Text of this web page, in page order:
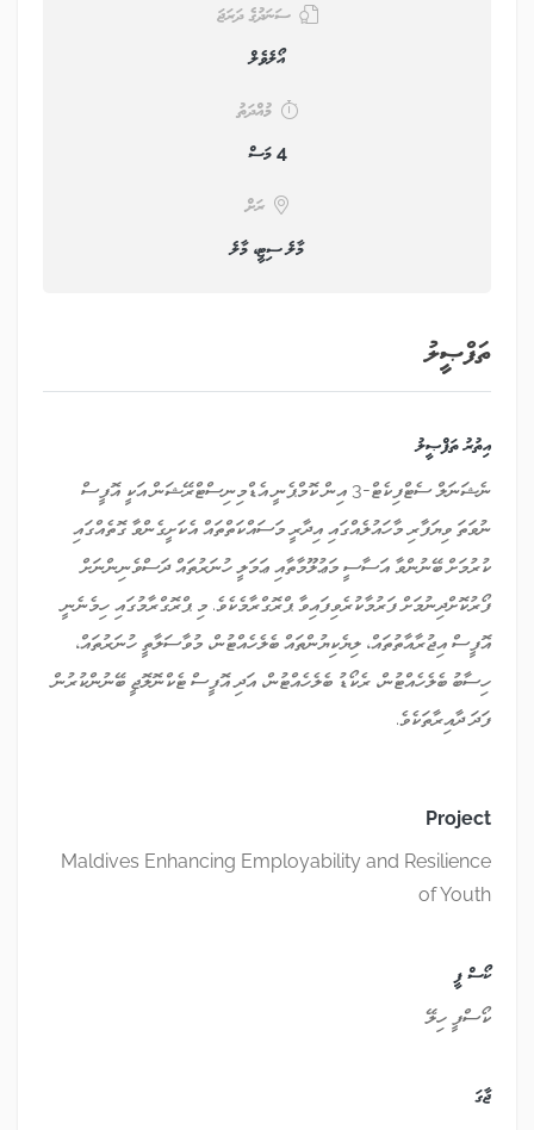
ސަނަދުގެ ދަރަޖަ
އޯލެވެލް
މުއްދަތު
4 މަސް
ރަށް
މާލެ ސިޓީ، މާލެ
ތަފްޞީލު
އިތުރު ތަފްޞީލު
ނެޝަނަލް ސެޓްފިކެޓް-3 އިން ކޮމްޕެނީ އެޑްމިނިސްޓްރޭޝަން އަކީ އޮފީސް
ނުވަތަ ވިޔަފާރި މާހައުލެއްގައި އިދާރީ މަސައްކަތްތައް އެކަށީގެންވާ ގޮތެއްގައި
ކުރުމަށް ބޭނުންވާ އަސާސީ މަޢުލޫމާތާއި ޢަމަލީ ހުނަރުތައް ދަސްވެނިންނަށް
ފޯރުކޮށްދިނުމަށް ފަރުމާކުރެވިފައިވާ ޕްރޮގްރާމެކެވެ. މި ޕްރޮގްރާމުގައި ހިމެނެނީ
އޮފީސް އިޖުރާއާތުތައް، ލިޔެކިޔުންތައް ބެލެހެއްޓުން، މުވާސަލާތީ ހުނަރުތައް،
ހިސާބު ބެލެހެއްޓުން، ރެކޯޑު ބެލެހެއްޓުން، އަދި އޮފީސް ޓެކްނޮލޮޖީ ބޭނުންކުރުން
ފަދަ ދާއިރާތަކެވެ.
Project
Maldives Enhancing Employability and Resilience
of Youth
ކޯސް ފީ
ކޯސްފީ ހިލޭ
ޖާގަ